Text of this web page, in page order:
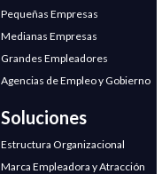
Pequeñas Empresas
Medianas Empresas
Grandes Empleadores
Agencias de Empleo y Gobierno
Soluciones
Estructura Organizacional
Marca Empleadora y Atracción